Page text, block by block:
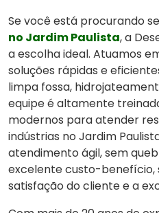
Se você está procurando
no Jardim Paulista, a
a escolha ideal. Atuamos
soluções rápidas e
limpa fossa,
equipe é altamente
modernos para atender
indústrias no Jardim
atendimento ágil, sem
excelente custo-benefício,
satisfação do cliente e a